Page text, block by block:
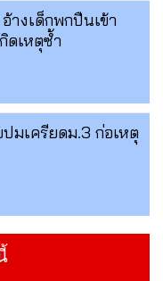
างเด็กพกปืนเข้า
ดเหตุซ้ำ
มเครียดม.3 ก่อเหตุ